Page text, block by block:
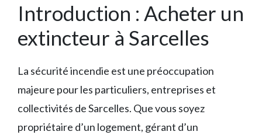
Introduction : Acheter un
extincteur à Sarcelles
La sécurité incendie est une préoccupation
majeure pour les particuliers, entreprises et
collectivités de Sarcelles. Que vous soyez
propriétaire d’un logement, gérant d’un